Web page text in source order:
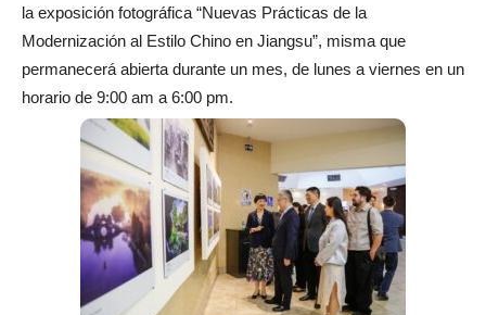
la exposición fotográfica “Nuevas Prácticas de la
Modernización al Estilo Chino en Jiangsu”, misma que
permanecerá abierta durante un mes, de lunes a viernes en un
horario de 9:00 am a 6:00 pm.